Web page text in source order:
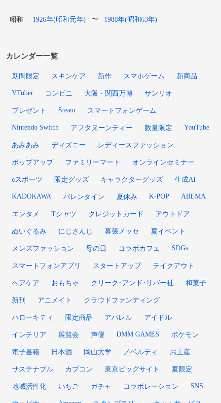
昭和 1926年(昭和元年) 〜 1988年(昭和63年)
カレンダー一覧
期間限定 スキンケア 新作 スマホゲーム 新商品
VTuber コンビニ 大阪・関西万博 サンリオ
プレゼント Steam スマートフォンゲーム
Nintendo Switch アフタヌーンティー 数量限定 YouTube
あみあみ ディズニー レディースファッション
ポップアップ ファミリーマート オンラインセミナー
eスポーツ 限定グッズ キャラクターグッズ 生成AI
KADOKAWA バレンタイン 夏休み K-POP ABEMA
エンタメ Tシャツ クレジットカード アウトドア
ぬいぐるみ にじさんじ 幕張メッセ 夏イベント
メンズファッション 母の日 コラボカフェ SDGs
スマートフォンアプリ スタートアップ テイクアウト
ヘアケア おもちゃ クリーク･アンド･リバー社 和菓子
新刊 アニメイト クラウドファンディング
ハローキティ 限定商品 アパレル アイドル
インテリア 展覧会 声優 DMM GAMES ポケモン
電子書籍 日本酒 岡山大学 ノベルティ お土産
サステナブル カプコン 東京ビッグサイト 夏限定
地域活性化 いちご ガチャ コラボレーション SNS